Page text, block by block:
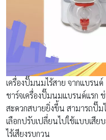
เครื่องปั๊มนมไร้สาย จากแบร
ชาร์จเครื่องปั๊มนมแบรนด์แรก
สะดวกสบายยิ่งขึ้น สามารถปั๊
เลือกปรับเปลี่ยนไปใช้แบบเสีย
ไร้เสียงรบกวน